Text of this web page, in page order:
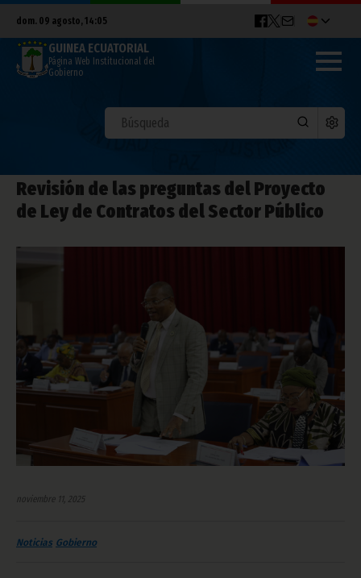
dom. 09 agosto, 14:05
GUINEA ECUATORIAL
Página Web Institucional del
Gobierno
Revisión de las preguntas del Proyecto
de Ley de Contratos del Sector Público
noviembre 11, 2025
Noticias Gobierno